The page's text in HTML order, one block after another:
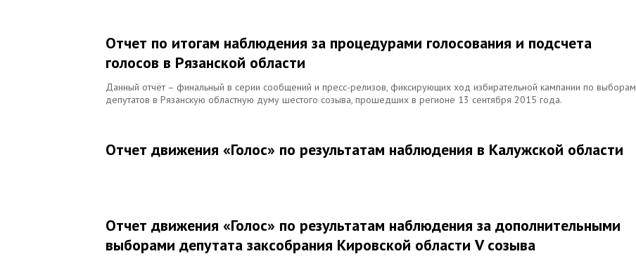
Отчет по итогам наблюдения за процедурами голосования и подсчета
голосов в Рязанской области
Данный отчёт – финальный в серии сообщений и пресс-релизов, фиксирующих ход избирательной кампании по выборам
депутатов в Рязанскую областную думу шестого созыва, прошедших в регионе 13 сентября 2015 года.
Отчет движения «Голос» по результатам наблюдения в Калужской области
Отчет движения «Голос» по результатам наблюдения за дополнительными
выборами депутата заксобрания Кировской области V созыва